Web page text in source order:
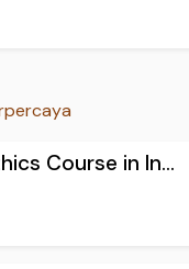
Course in In...